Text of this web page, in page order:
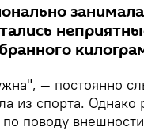
— постоянно
из спорта. Однако
поводу